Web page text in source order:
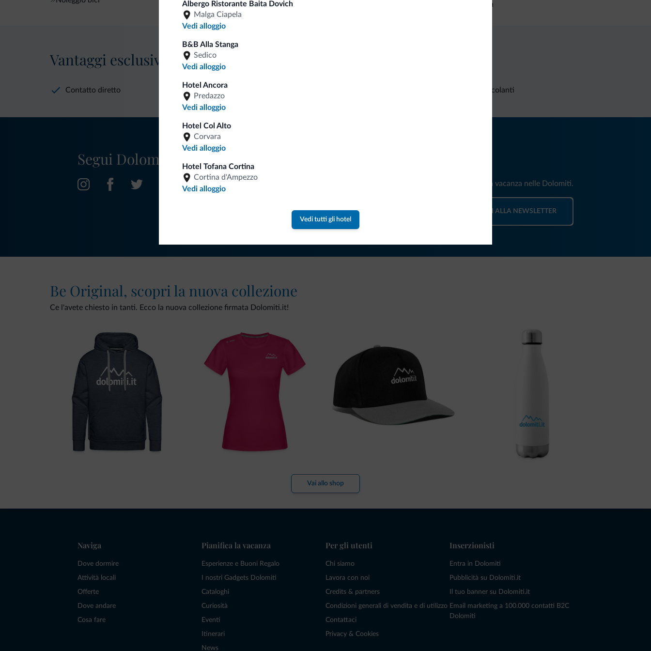
Cassetta di sicurezza
Albergo Ristorante Baita Dovich
Malga Ciapela
Vedi alloggio
B&B Alla Stanga
Sedico
Vedi alloggio
Hotel Ancora
Predazzo
Vedi alloggio
Hotel Col Alto
Corvara
Vedi alloggio
Hotel Tofana Cortina
Cortina d'Ampezzo
Vedi alloggio
Vedi tutti gli hotel
Vantaggi esclusivi Dolomiti.it
Contatto diretto Richieste non vincolanti
Segui Dolomiti.it
Riceverai informazioni, offerte esclusive e news per la tua vacanza nelle Dolomiti.
ISCRIVITI ALLA NEWSLETTER
Be Original, scopri la nuova collezione
Ce l'avete chiesto in tanti. Ecco la nuova collezione firmata Dolomiti.it!
Vai allo shop
Naviga
Dove dormire
Attività locali
Offerte
Dove andare
Cosa fare
Pianifica la vacanza
Esperienze e Buoni Regalo
I nostri Gadgets Dolomiti
Cataloghi
Curiosità
Eventi
Itinerari
News
Per gli utenti
Chi siamo
Lavora con noi
Credits & partners
Condizioni generali di vendita e di utilizzo
Contattaci
Privacy & Cookies
Inserzionisti
Entra in Dolomiti
Pubblicità su Dolomiti.it
Il tuo banner su Dolomiti.it
Email marketing a 100.000 contatti B2C
Dolomiti